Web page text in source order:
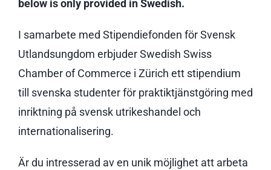
below is only provided in Swedish.
I samarbete med Stipendiefonden för Svensk
Utlandsungdom erbjuder Swedish Swiss
Chamber of Commerce i Zürich ett stipendium
till svenska studenter för praktiktjänstgöring med
inriktning på svensk utrikeshandel och
internationalisering.
Är du intresserad av en unik möjlighet att arbeta